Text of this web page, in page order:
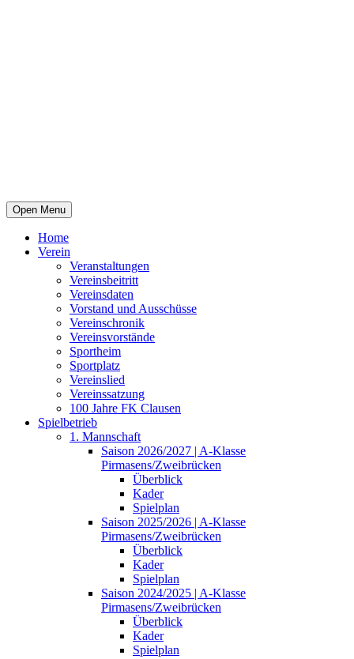
Open Menu
Home
Verein
Veranstaltungen
Vereinsbeitritt
Vereinsdaten
Vorstand und Ausschüsse
Vereinschronik
Vereinsvorstände
Sportheim
Sportplatz
Vereinslied
Vereinssatzung
100 Jahre FK Clausen
Spielbetrieb
1. Mannschaft
Saison 2026/2027 | A-Klasse
Pirmasens/Zweibrücken
Überblick
Kader
Spielplan
Saison 2025/2026 | A-Klasse
Pirmasens/Zweibrücken
Überblick
Kader
Spielplan
Saison 2024/2025 | A-Klasse
Pirmasens/Zweibrücken
Überblick
Kader
Spielplan